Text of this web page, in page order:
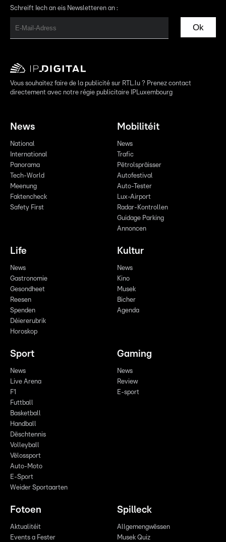
Schreift Iech an eis Newsletteren an :
Ok
Vous souhaitez faire de la publicité sur RTL.lu ? Prenez contact
directement avec notre régie publicitaire IPLuxembourg
News
National
International
Panorama
Tech-World
Meenung
Faktencheck
Safety First
Mobilitéit
News
Trafic
Pëtrolspräisser
Autofestival
Auto-Tester
Lux-Airport
Radar-Kontrollen
Guidage Parking
Annoncen
Life
News
Gastronomie
Gesondheet
Reesen
Spenden
Déiererubrik
Horoskop
Kultur
News
Kino
Musek
Bicher
Agenda
Sport
News
Live Arena
F1
Futtball
Basketball
Handball
Dëschtennis
Volleyball
Vëlossport
Auto-Moto
E-Sport
Weider Sportaarten
Gaming
News
Review
E-sport
Fotoen
Aktualitéit
Events a Fester
Spilleck
Allgemengwëssen
Musek Quiz